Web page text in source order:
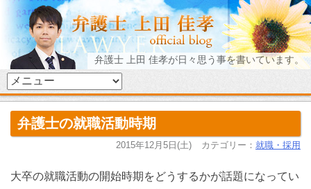
弁護士 上田 佳孝が日々思う事を書いています。
弁護士の就職活動時期
2015年12月5日(土) カテゴリー： 就職・採用
大卒の就職活動の開始時期をどうするかが話題になってい